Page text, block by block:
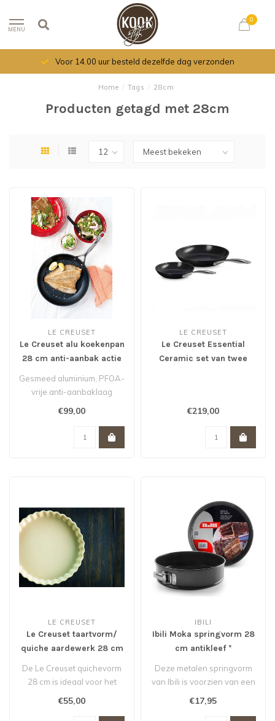
MENU
0
Voor 14.00 uur besteld dezelfde dag verzonden
Home / Tags / 28cm
Producten getagd met 28cm
LE CREUSET
Le Creuset alu koekenpan
28 cm anti-aanbak actie
van 155,- voor 99,- *
Gesmeed aluminium, PFOA-
vrije anti-aanbaklaag
geschikt voor alle warmte
€99,00
LE CREUSET
Le Creuset Essential
Ceramic set van twee
€219,00
LE CREUSET
Le Creuset taartvorm/
quiche aardewerk 28 cm
De Le Creuset quichevorm
28 cm is ideaal voor het
€55,00
IBILI
Ibili Moka springvorm 28
cm antikleef *
Deze metalen springvorm
van Ibili is voorzien van een
€17,95